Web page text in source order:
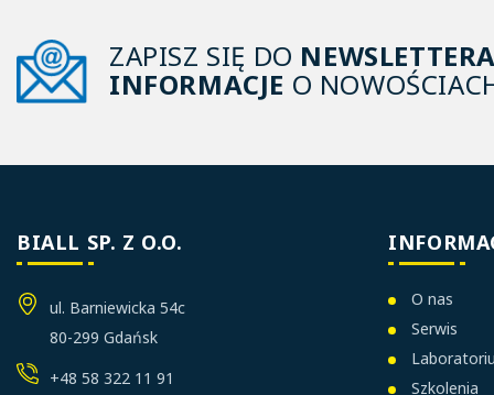
ZAPISZ SIĘ DO NEWSLETTERA
INFORMACJE O
BIALL SP. Z O.O.
ul. Barniewicka 54c
80-299 Gdańsk
+48 58 322 11 91
O nas
Serwis
Szkolenia